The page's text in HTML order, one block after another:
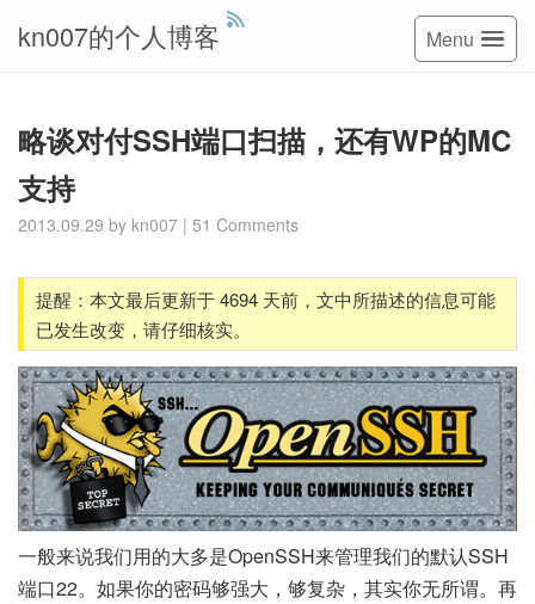
kn007的个人博客 Menu
略谈对付SSH端口扫描，还有WP的MC
支持
2013.09.29 by kn007 | 51 Comments
提醒：本文最后更新于 4694 天前，文中所描述的信息可能
已发生改变，请仔细核实。
一般来说我们用的大多是OpenSSH来管理我们的默认SSH
端口22。如果你的密码够强大，够复杂，其实你无所谓。再